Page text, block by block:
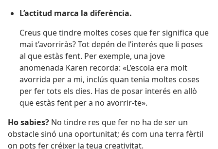
L’actitud marca la diferència.
Creus que tindre moltes coses que fer significa que
mai t’avorriràs? Tot depén de l’interés que li poses
al que estàs fent. Per exemple, una jove
anomenada Karen recorda: «L’escola era molt
avorrida per a mi, inclús quan tenia moltes coses
per fer tots els dies. Has de posar interés en allò
que estàs fent per a no avorrir-te».
Ho sabies? No tindre res que fer no ha de ser un
obstacle sinó una oportunitat; és com una terra fèrtil
on pots fer créixer la teua creativitat.